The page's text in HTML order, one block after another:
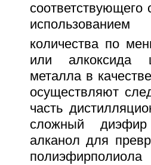
количества по
или алкоксида
металла в
осуществляют
часть
сложный диэфир
алканол для